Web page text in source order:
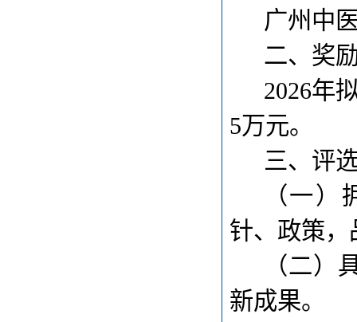
广州中
二、奖
2026年
5万元。
三、评
（一
针、政策
（二）
新成果。